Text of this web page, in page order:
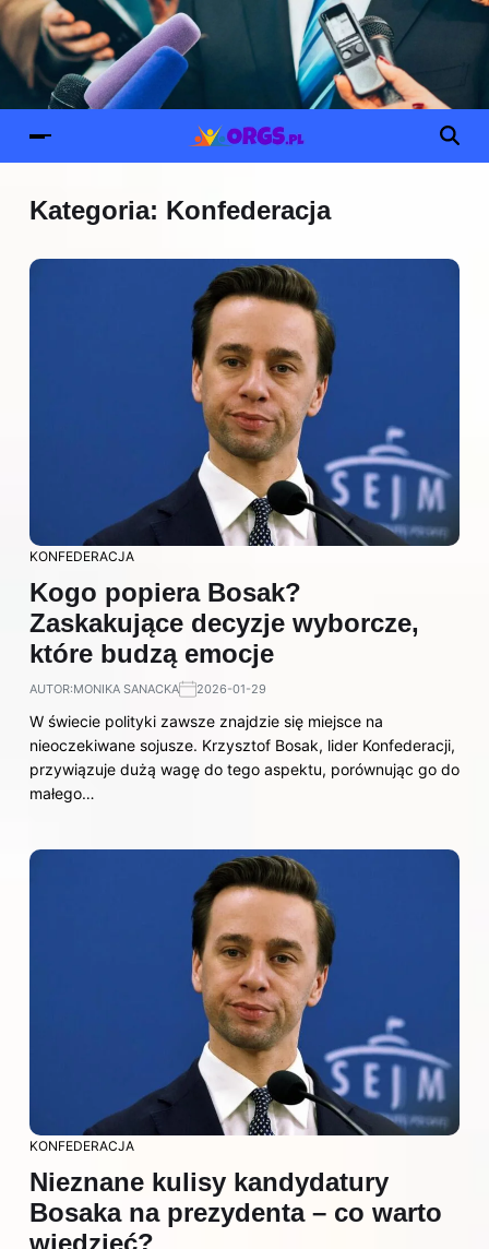
Kategoria: Konfederacja
KONFEDERACJA
Kogo popiera Bosak?
Zaskakujące decyzje wyborcze,
które budzą emocje
AUTOR:MONIKA SANACKA 2026-01-29
W świecie polityki zawsze znajdzie się miejsce na
nieoczekiwane sojusze. Krzysztof Bosak, lider Konfederacji,
przywiązuje dużą wagę do tego aspektu, porównując go do
małego…
KONFEDERACJA
Nieznane kulisy kandydatury
Bosaka na prezydenta – co warto